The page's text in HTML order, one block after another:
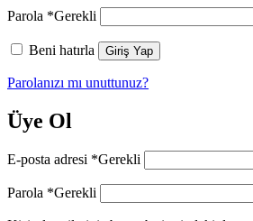
Parola *Gerekli
Beni hatırla Giriş Yap
Parolanızı mı unuttunuz?
Üye Ol
E-posta adresi *Gerekli
Parola *Gerekli